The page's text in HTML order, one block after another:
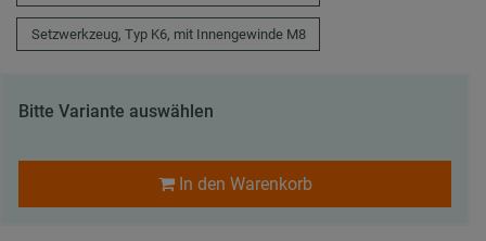
Setzwerkzeug, Typ K6, mit Innengewinde M8
Bitte Variante auswählen
In den Warenkorb